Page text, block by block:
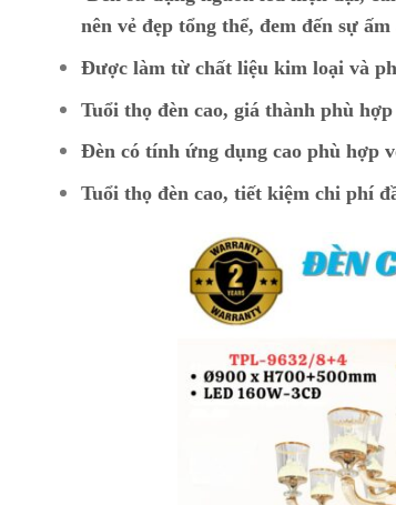
nên vẻ đẹp tổng thể, đem đến sự
Được làm từ chất liệu kim loại và
Tuổi thọ đèn cao, giá thành phù
Đèn có tính ứng dụng cao phù hợp
Tuổi thọ đèn cao, tiết kiệm chi phí